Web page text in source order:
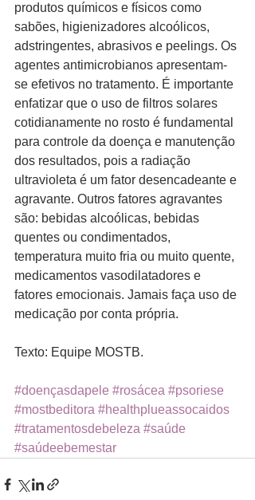
produtos químicos e físicos como
sabões, higienizadores alcoólicos,
adstringentes, abrasivos e peelings. Os
agentes antimicrobianos apresentam-
se efetivos no tratamento. É importante
enfatizar que o uso de filtros solares
cotidianamente no rosto é fundamental
para controle da doença e manutenção
dos resultados, pois a radiação
ultravioleta é um fator desencadeante e
agravante. Outros fatores agravantes
são: bebidas alcoólicas, bebidas
quentes ou condimentados,
temperatura muito fria ou muito quente,
medicamentos vasodilatadores e
fatores emocionais. Jamais faça uso de
medicação por conta própria.
Texto: Equipe MOSTB.
#doençasdapele #rosácea #psoriese
#mostbeditora #healthplueassocaidos
#tratamentosdebeleza #saúde
#saúdeebemestar